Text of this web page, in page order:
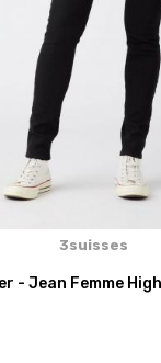
3suisses
- Jean Femme